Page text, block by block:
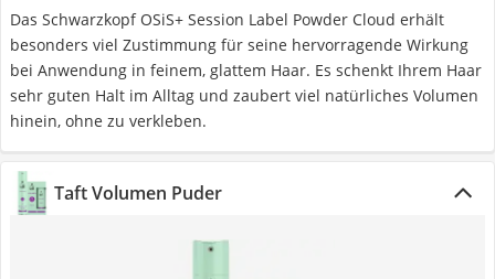
Das Schwarzkopf OSiS+ Session Label Powder Cloud erhält
besonders viel Zustimmung für seine hervorragende Wirkung
bei Anwendung in feinem, glattem Haar. Es schenkt Ihrem Haar
sehr guten Halt im Alltag und zaubert viel natürliches Volumen
hinein, ohne zu verkleben.
Taft Volumen Puder